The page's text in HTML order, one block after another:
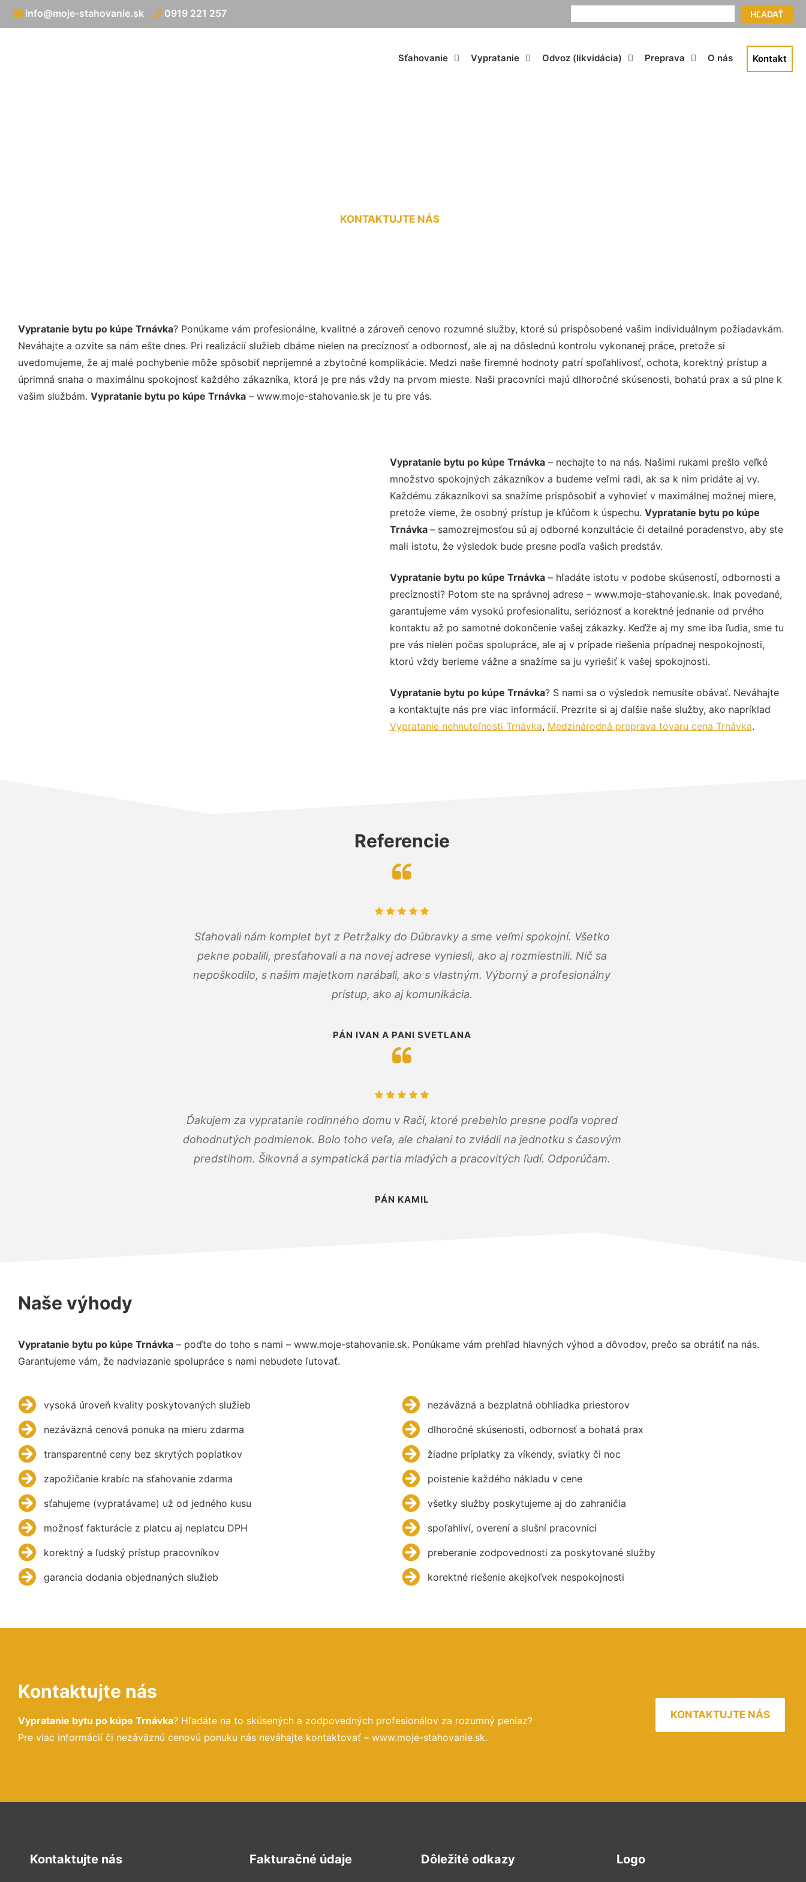
HĽADAŤ
info@moje-stahovanie.sk 0919 221 257
Sťahovanie Vypratanie Odvoz (likvidácia) Preprava O nás Kontakt
KONTAKTUJTE NÁS
Vypratanie bytu po kúpe Trnávka? Ponúkame vám profesionálne, kvalitné a zároveň cenovo rozumné služby, ktoré sú prispôsobené vašim individuálnym požiadavkám.
Neváhajte a ozvite sa nám ešte dnes. Pri realizácií služieb dbáme nielen na precíznosť a odbornosť, ale aj na dôslednú kontrolu vykonanej práce, pretože si
uvedomujeme, že aj malé pochybenie môže spôsobiť nepríjemné a zbytočné komplikácie. Medzi naše firemné hodnoty patrí spoľahlivosť, ochota, korektný prístup a
úprimná snaha o maximálnu spokojnosť každého zákazníka, ktorá je pre nás vždy na prvom mieste. Naši pracovníci majú dlhoročné skúsenosti, bohatú prax a sú plne k
vašim službám. Vypratanie bytu po kúpe Trnávka – www.moje-stahovanie.sk je tu pre vás.
Vypratanie bytu po kúpe Trnávka– nechajte to na nás. Našimi rukami prešlo veľké
množstvo spokojných zákazníkov a budeme veľmi radi, ak sa k nim pridáte aj vy.
Každému zákazníkovi sa snažíme prispôsobiť a vyhovieť v maximálnej možnej miere,
pretože vieme, že osobný prístup je kľúčom k úspechu. Vypratanie bytu po kúpe
Trnávka – samozrejmosťou sú aj odborné konzultácie či detailné poradenstvo, aby ste
mali istotu, že výsledok bude presne podľa vašich predstáv.
Vypratanie bytu po kúpe Trnávka– hľadáte istotu v podobe skúseností, odbornosti a
precíznosti? Potom ste na správnej adrese – www.moje-stahovanie.sk. Inak povedané,
garantujeme vám vysokú profesionalitu, serióznosť a korektné jednanie od prvého
kontaktu až po samotné dokončenie vašej zákazky. Keďže aj my sme iba ľudia, sme tu
pre vás nielen počas spolupráce, ale aj v prípade riešenia prípadnej nespokojnosti,
ktorú vždy berieme vážne a snažíme sa ju vyriešiť k vašej spokojnosti.
Vypratanie bytu po kúpe Trnávka? S nami sa o výsledok nemusíte obávať. Neváhajte
a kontaktujte nás pre viac informácií. Prezrite si aj ďalšie naše služby, ako napríklad
Vypratanie nehnuteľnosti Trnávka, Medzinárodná preprava tovaru cena Trnávka.
Referencie
Sťahovali nám komplet byt z Petržalky do Dúbravky a sme veľmi spokojní. Všetko
pekne pobalili, presťahovali a na novej adrese vyniesli, ako aj rozmiestnili. Nič sa
nepoškodilo, s našim majetkom narábali, ako s vlastným. Výborný a profesionálny
prístup, ako aj komunikácia.
PÁN IVAN A PANI SVETLANA
Ďakujem za vypratanie rodinného domu v Rači, ktoré prebehlo presne podľa vopred
dohodnutých podmienok. Bolo toho veľa, ale chalani to zvládli na jednotku s časovým
predstihom. Šikovná a sympatická partia mladých a pracovitých ľudí. Odporúčam.
PÁN KAMIL
Naše výhody
Vypratanie bytu po kúpe Trnávka – poďte do toho s nami – www.moje-stahovanie.sk. Ponúkame vám prehľad hlavných výhod a dôvodov, prečo sa obrátiť na nás.
Garantujeme vám, že nadviazanie spolupráce s nami nebudete ľutovať.
vysoká úroveň kvality poskytovaných služieb
nezáväzná cenová ponuka na mieru zdarma
transparentné ceny bez skrytých poplatkov
zapožičanie krabíc na sťahovanie zdarma
sťahujeme (vypratávame) už od jedného kusu
možnosť fakturácie z platcu aj neplatcu DPH
korektný a ľudský prístup pracovníkov
garancia dodania objednaných služieb
nezáväzná a bezplatná obhliadka priestorov
dlhoročné skúsenosti, odbornosť a bohatá prax
žiadne príplatky za víkendy, sviatky či noc
poistenie každého nákladu v cene
všetky služby poskytujeme aj do zahraničia
spoľahliví, overení a slušní pracovníci
preberanie zodpovednosti za poskytované služby
korektné riešenie akejkoľvek nespokojnosti
Kontaktujte nás
Vypratanie bytu po kúpe Trnávka? Hľadáte na to skúsených a zodpovedných profesionálov za rozumný peniaz?
Pre viac informácií či nezáväznú cenovú ponuku nás neváhajte kontaktovať – www.moje-stahovanie.sk.
KONTAKTUJTE NÁS
Kontaktujte nás Fakturačné údaje Dôležité odkazy Logo